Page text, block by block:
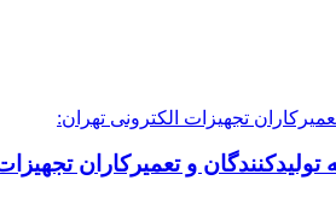
و تعمیرکاران